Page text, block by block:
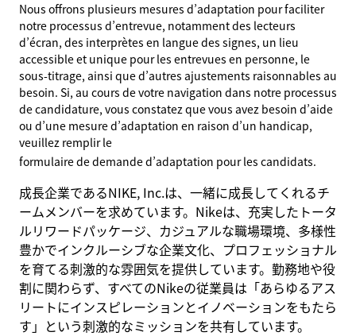
Nous offrons plusieurs mesures d’adaptation pour faciliter
notre processus d’entrevue, notamment des lecteurs
d’écran, des interprètes en langue des signes, un lieu
accessible et unique pour les entrevues en personne, le
sous-titrage, ainsi que d’autres ajustements raisonnables au
besoin. Si, au cours de votre navigation dans notre processus
de candidature, vous constatez que vous avez besoin d’aide
ou d’une mesure d’adaptation en raison d’un handicap,
veuillez remplir le
formulaire de demande d’adaptation pour les candidats.
成長企業であるNIKE, Inc.は、一緒に成長してくれるチ
ームメンバーを求めています。Nikeは、充実したトータ
ルリワードパッケージ、カジュアルな職場環境、多様性
豊かでインクルーシブな企業文化、プロフェッショナル
を育てる刺激的な雰囲気を提供しています。勤務地や役
割に関わらず、すべてのNikeの従業員は「あらゆるアス
リートにインスピレーションとイノベーションをもたら
す」という刺激的なミッションを共有しています。